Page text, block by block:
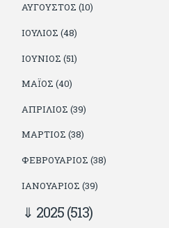
ΑΎΓΟΥΣΤΟΣ (10)
ΙΟΎΛΙΟΣ (48)
ΙΟΎΝΙΟΣ (51)
ΜΆΙΟΣ (40)
ΑΠΡΊΛΙΟΣ (39)
ΜΆΡΤΙΟΣ (38)
ΦΕΒΡΟΥΆΡΙΟΣ (38)
ΙΑΝΟΥΆΡΙΟΣ (39)
2025(513)